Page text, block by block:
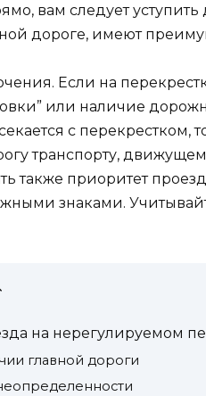
вам следует
дороге, имеют
Если на
или наличие
с перекрестком,
транспорту,
также приоритет
знаками.
на нерегулируемом
главной дороги